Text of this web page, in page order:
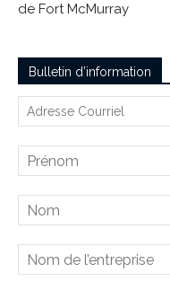
de Fort McMurray
Bulletin d’information